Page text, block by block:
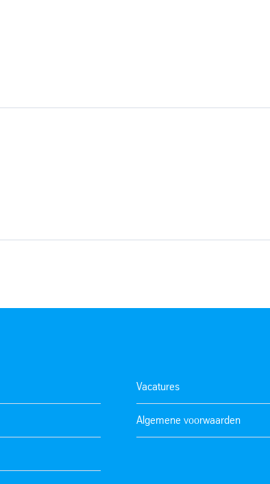
Vacatures
Algemene voorwaarden